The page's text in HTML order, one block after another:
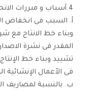
4.أسباب و مبررات الانحرافات:
أ. السبب فى انخفاض
وبناء خط الانتاج مع
المقدر فى نشرة
تشييد وبناء خط
فى الأعمال الإنشائية
ب. بالنسبة لمصاريف